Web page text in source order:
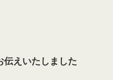
伝えいたしました